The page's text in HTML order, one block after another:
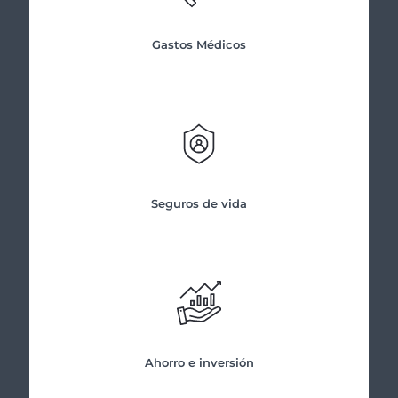
Gastos Médicos
Seguros de vida
Ahorro e inversión